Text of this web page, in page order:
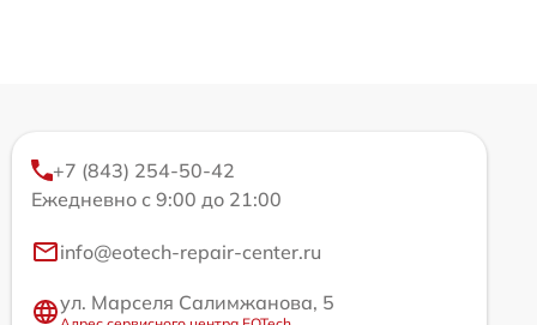
+7 (843) 254-50-42
Ежедневно с 9:00 до 21:00
info@eotech-repair-center.ru
ул. Марселя Салимжанова, 5